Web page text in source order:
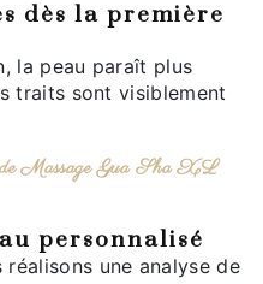
traits sont visiblement
personnalisé